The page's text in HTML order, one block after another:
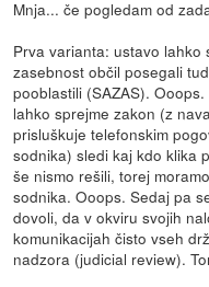
Mnja... če pogledam od
Prva varianta: ustavo
zasebnost občil posegali
pooblastili (SAZAS).
lahko sprejme zakon (z
prisluškuje telefonskim
sodnika) sledi kaj kdo klika
še nismo rešili, torej
sodnika. Ooops. Sedaj pa
dovoli, da v okviru svojih
komunikacijah čisto vseh
nadzora (judicial review).